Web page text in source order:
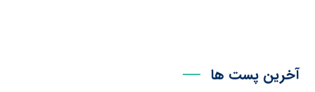
آخرین پست ها